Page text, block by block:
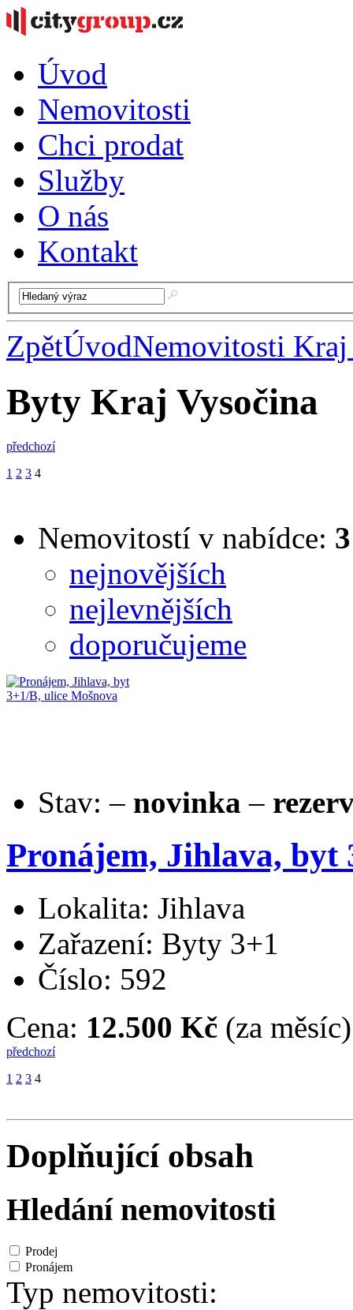
Úvod
Nemovitosti
Chci prodat
Služby
O nás
Kontakt
ZpětÚvodNemovitosti Kraj
Byty Kraj Vysočina
předchozí
1 2 3 4
Nemovitostí v nabídce:
nejnovějších
nejlevnějších
doporučujeme
Stav: – novinka –
Pronájem, Jihlava, byt
Lokalita: Jihlava
Zařazení: Byty 3+1
Číslo: 592
Cena: 12.500 Kč (za měsíc)
předchozí
1 2 3 4
Doplňující obsah
Hledání nemovitosti
Prodej
Pronájem
Typ nemovitosti: